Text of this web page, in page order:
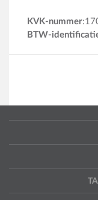
KVK-nummer
BTW-